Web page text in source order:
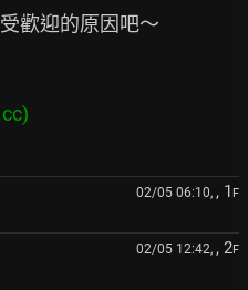
歡迎的原因吧～
02/05 06:10, , 1 F
02/05 12:42, , 2F